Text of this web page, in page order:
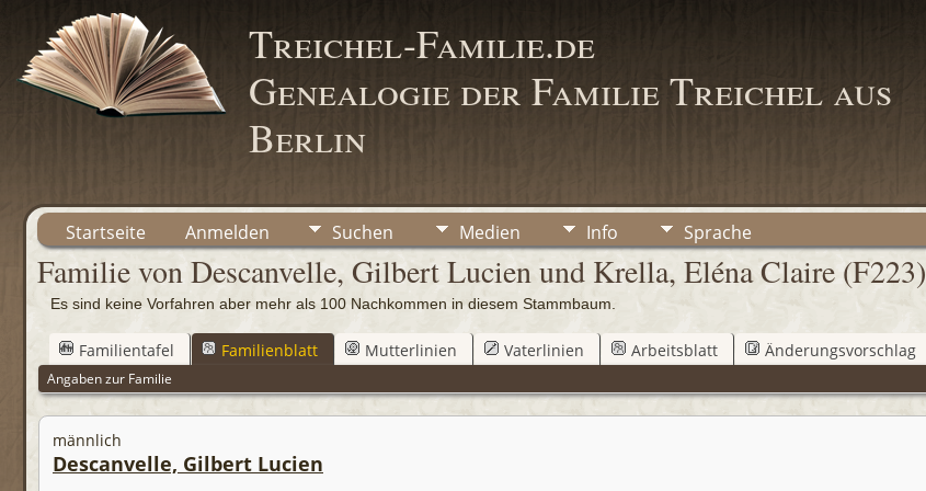
Treichel-Familie.de
Genealogie der Familie Treichel aus
Berlin
Startseite Anmelden Suchen Medien Info Sprache
Familie von Descanvelle, Gilbert Lucien und Krella, Eléna Claire (F223)
Es sind keine Vorfahren aber mehr als 100 Nachkommen in diesem Stammbaum.
Familientafel Familienblatt Mutterlinien Vaterlinien Arbeitsblatt Änderungsvorschlag
Angaben zur Familie
männlich
Descanvelle, Gilbert Lucien